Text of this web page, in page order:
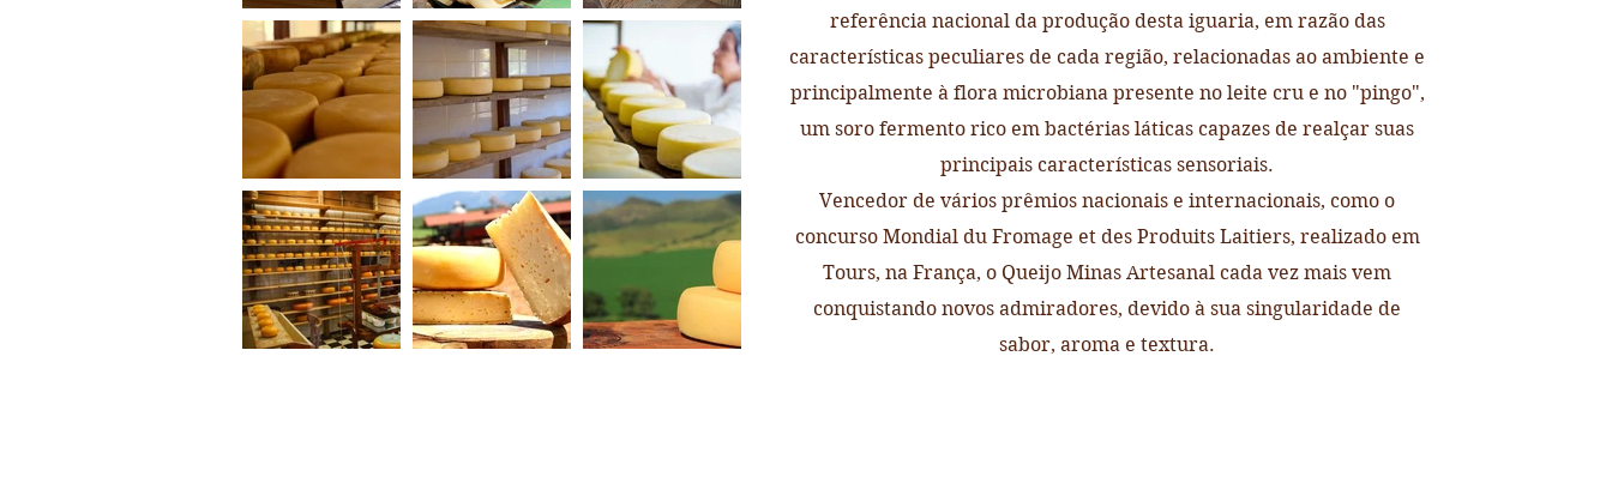
referência nacional da produção desta iguaria, em razão das
características peculiares de cada região, relacionadas ao ambiente e
principalmente à flora microbiana presente no leite cru e no "pingo",
um soro fermento rico em bactérias láticas capazes de realçar suas
principais características sensoriais.
Vencedor de vários prêmios nacionais e internacionais, como o
concurso Mondial du Fromage et des Produits Laitiers, realizado em
Tours, na França, o Queijo Minas Artesanal cada vez mais vem
conquistando novos admiradores, devido à sua singularidade de
sabor, aroma e textura.